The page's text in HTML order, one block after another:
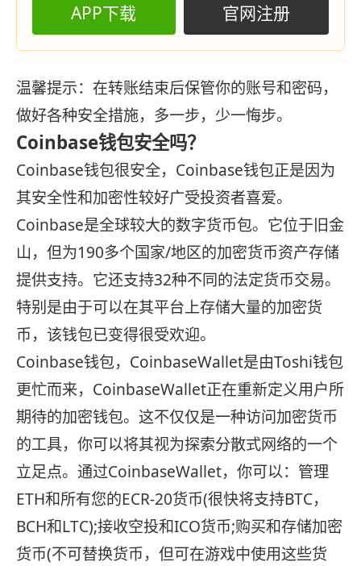
APP下载 官网注册
温馨提示：在转账结束后保管你的账号和密码，
做好各种安全措施，多一步，少一悔步。
Coinbase钱包安全吗？
Coinbase钱包很安全，Coinbase钱包正是因为
其安全性和加密性较好广受投资者喜爱。
Coinbase是全球较大的数字货币包。它位于旧金
山，但为190多个国家/地区的加密货币资产存储
提供支持。它还支持32种不同的法定货币交易。
特别是由于可以在其平台上存储大量的加密货
币，该钱包已变得很受欢迎。
Coinbase钱包，CoinbaseWallet是由Toshi钱包
更忙而来，CoinbaseWallet正在重新定义用户所
期待的加密钱包。这不仅仅是一种访问加密货币
的工具，你可以将其视为探索分散式网络的一个
立足点。通过CoinbaseWallet，你可以：管理
ETH和所有您的ECR-20货币(很快将支持BTC，
BCH和LTC);接收空投和ICO货币;购买和存储加密
货币(不可替换货币，但可在游戏中使用这些货